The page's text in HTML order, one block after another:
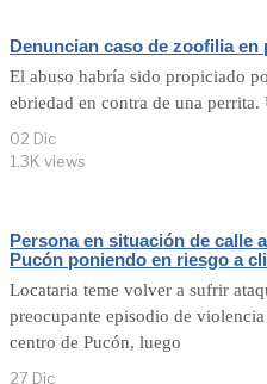
Denuncian caso de zoofilia
El abuso habría sido propiciado
ebriedad en contra de una
02 Dic
1.3K views
Persona en situación de calle
Pucón poniendo en riesgo a
Locataria teme volver a sufrir
preocupante episodio de
centro de Pucón, luego
27 Dic